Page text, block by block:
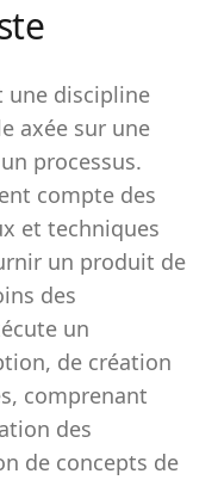
une discipline
axée sur une
processus.
compte des
et techniques
un produit de
des
un
de création
comprenant
des
de concepts de